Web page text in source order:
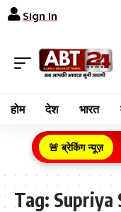
Sign In
होम देश भारत
🚨 ब्रेकिंग न्यूज़
ग्रामीण क्षेत्र के
Tag: Supriya